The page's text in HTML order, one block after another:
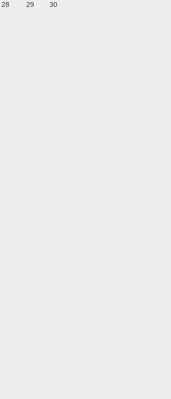
28 29 30